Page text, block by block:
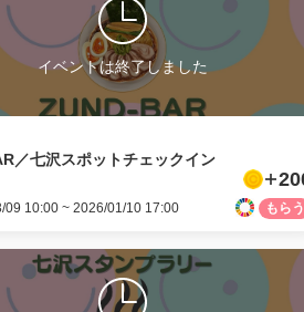
イベントは終了しました
／七沢スポットチェックイン
09 10:00 ~ 2026/01/10 17:00